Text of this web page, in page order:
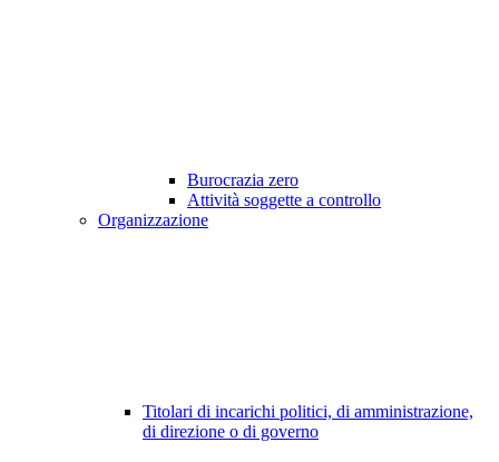
Burocrazia zero
Attività soggette a controllo
Organizzazione
Titolari di incarichi politici, di amministrazione,
di direzione o di governo